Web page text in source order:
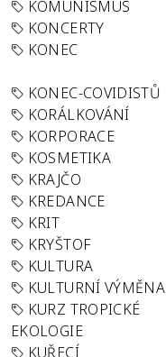
KOMUNISMUS
KONCERTY
KONEC
KONEC-COVIDISTŮ
KORÁLKOVÁNÍ
KORPORACE
KOSMETIKA
KRAJČO
KREDANCE
KRIT
KRYŠTOF
KULTURA
KULTURNÍ VÝMĚNA
KURZ TROPICKÉ
EKOLOGIE
KUŘECÍ